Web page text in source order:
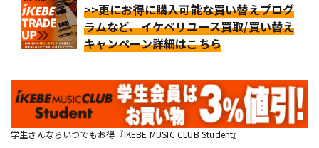
>>更にお得に購入可能な買い替えプログ
ラムなど、イケベリユース買取/買い替え
キャンペーン詳細はこちら
学生さんならいつでもお得『IKEBE MUSIC CLUB Student』